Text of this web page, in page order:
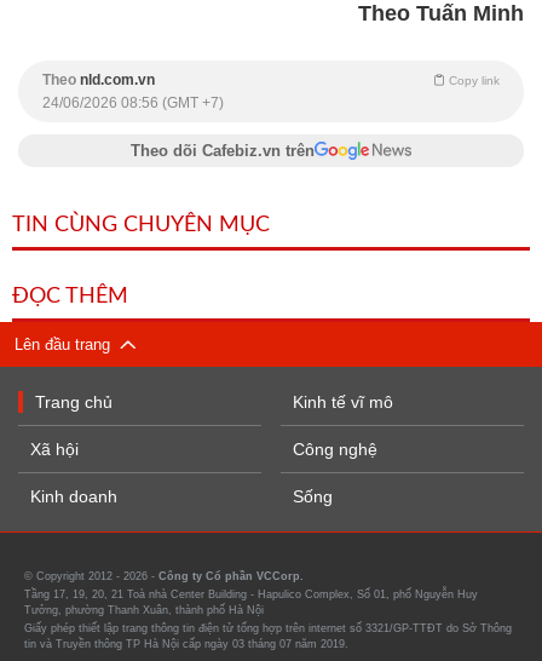
Theo Tuấn Minh
Theo nld.com.vn Copy link
24/06/2026 08:56 (GMT +7)
Theo dõi Cafebiz.vn trên
TIN CÙNG CHUYÊN MỤC
ĐỌC THÊM
Lên đầu trang
Trang chủ
Xã hội
Kinh doanh
Kinh tế vĩ mô
Công nghệ
Sống
© Copyright 2012 - 2026 - Công ty Cổ phần VCCorp.
Tầng 17, 19, 20, 21 Toà nhà Center Building - Hapulico Complex, Số 01, phố Nguyễn Huy
Tưởng, phường Thanh Xuân, thành phố Hà Nội
Giấy phép thiết lập trang thông tin điện tử tổng hợp trên internet số 3321/GP-TTĐT do Sở Thông
tin và Truyền thông TP Hà Nội cấp ngày 03 tháng 07 năm 2019.